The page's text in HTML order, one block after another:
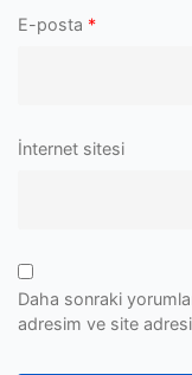
E-posta *
İnternet sitesi
Daha sonraki
adresim ve site